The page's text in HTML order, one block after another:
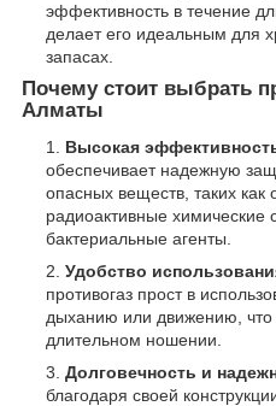
эффективность в течение
делает его идеальным для
запасах.
Почему стоит выбрать
Алматы
Высокая
обеспечивает надежную
опасных веществ, таких
радиоактивные химические
бактериальные агенты.
Удобство
противогаз прост в
дыханию или движению,
длительном ношении.
Долговечность и
благодаря своей